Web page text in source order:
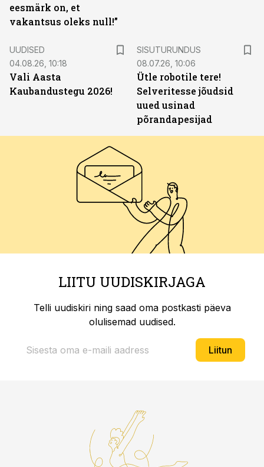
eesmärk on, et
vakantsus oleks null!”
UUDISED
04.08.26, 10:18
Vali Aasta
Kaubandustegu 2026!
SISUTURUNDUS
08.07.26, 10:06
Ütle robotile tere!
Selveritesse jõudsid
uued usinad
põrandapesijad
LIITU UUDISKIRJAGA
Telli uudiskiri ning saad oma postkasti päeva
olulisemad uudised.
Liitun